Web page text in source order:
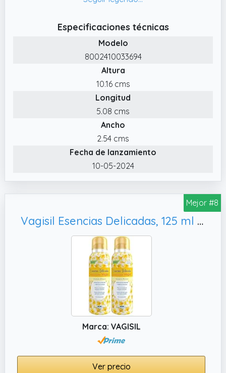
✔️ Libre de Crueldad: Nuestros productos no
son testados en animales y son ideales para
consumidores conscientes sobre el bienestar
Especificaciones técnicas
Modelo
8002410033694
Altura
10.16 cms
Longitud
5.08 cms
Ancho
2.54 cms
Fecha de lanzamiento
10-05-2024
Mejor #8
Vagisil Esencias Delicadas, 125 ml (Paquete de 2)
Marca: VAGISIL
Ver precio